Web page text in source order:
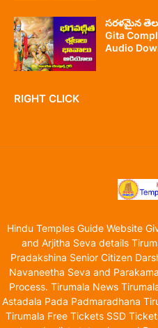
సరళమైన
Gita
Audio
RIGHT CLICK
Hindu Temples Guide Website
and Arjitha Seva details
Pradakshina Senior Citizen
Navaneetha Seva and
Process. Tirumala News
Astadala Pada Padmaradhana
Tirumala Free Tickets SSD